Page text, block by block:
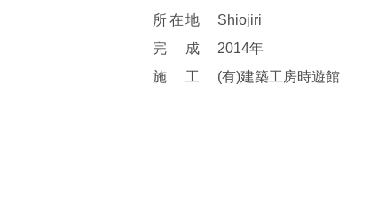
所在地
Shiojiri
完成
2014年
施工
(有)建築工房時遊館